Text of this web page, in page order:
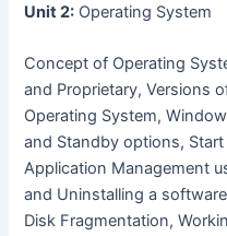
Unit 2: Operating System
Concept of Operating
and Proprietary, Versions
Operating System,
and Standby options,
Application Management
and Uninstalling a
Disk Fragmentation,